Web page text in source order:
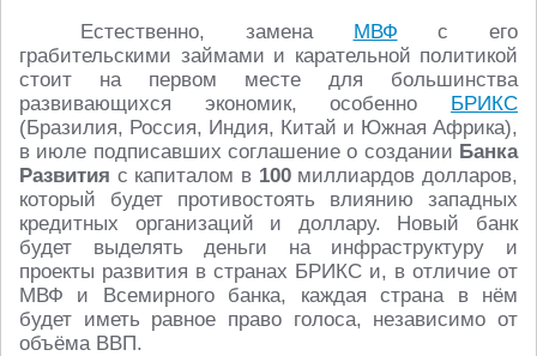
Естественно, замена МВФ с его
грабительскими займами и карательной политикой
стоит на первом месте для большинства
развивающихся экономик, особенно БРИКС
(Бразилия, Россия, Индия, Китай и Южная Африка),
в июле подписавших соглашение о создании Банка
Развития с капиталом в 100миллиардов долларов,
который будет противостоять влиянию западных
кредитных организаций и доллару. Новый банк
будет выделять деньги на инфраструктуру и
проекты развития в странах БРИКС и, в отличие от
МВФ и Всемирного банка, каждая страна в нём
будет иметь равное право голоса, независимо от
объёма ВВП.